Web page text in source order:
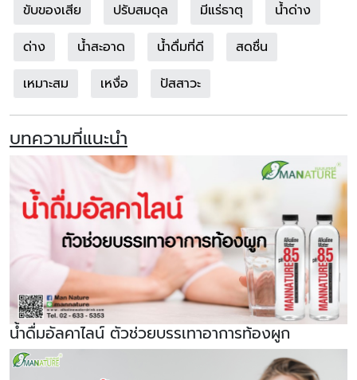
ขับของเสีย
ปรับสมดุล มีแร่ธาตุ
น้ำด่าง
ด่าง
น้ำสะอาด น้ำดื่มที่ดี
สดชื่น
เหมาะสม
เหงื่อ ปัสสาวะ
บทความที่แนะนำ
น้ำดื่มอัลคาไลน์ ตัวช่วยบรรเทาอาการท้องผูก